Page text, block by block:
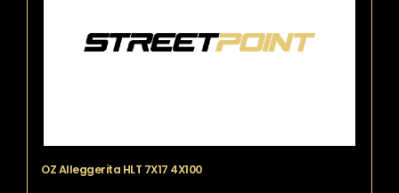
OZ Alleggerita HLT 7X17 4X100